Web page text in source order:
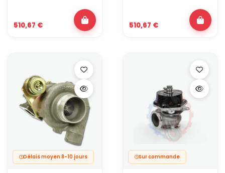
510,67 € 510,67 €
Délais moyen 8-10 jours Sur commande